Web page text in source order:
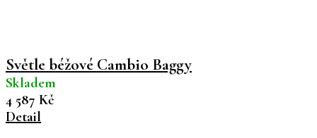
Světle béžové Cambio Baggy
Skladem
4 587 Kč
Detail